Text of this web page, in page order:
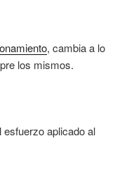
, cambia a lo
los mismos.
aplicado al